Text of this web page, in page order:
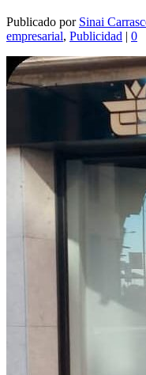
Publicado por Sinai
empresarial, Publicidad | 0